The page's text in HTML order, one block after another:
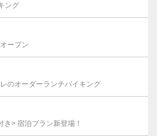
ング
ープン
のオーダーランチバイキング
> 宿泊プラン新登場！